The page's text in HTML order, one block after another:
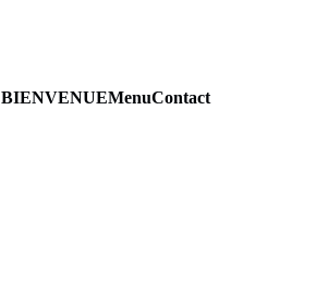
BIENVENUEMenuContact